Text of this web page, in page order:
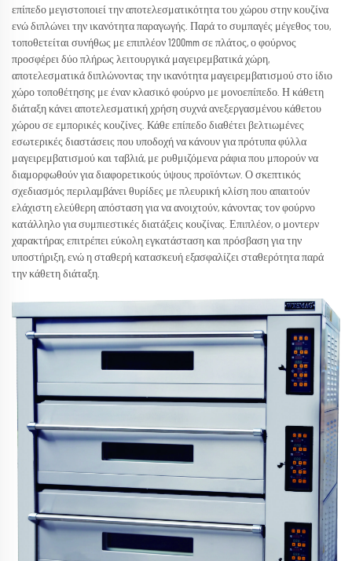
επίπεδο μεγιστοποιεί την αποτελεσματικότητα του χώρου στην κουζίνα
ενώ διπλώνει την ικανότητα παραγωγής. Παρά το συμπαγές μέγεθος του,
τοποθετείται συνήθως με επιπλέον 1200mm σε πλάτος, ο φούρνος
προσφέρει δύο πλήρως λειτουργικά μαγειρεμβατικά χώρη,
αποτελεσματικά διπλώνοντας την ικανότητα μαγειρεμβατισμού στο ίδιο
χώρο τοποθέτησης με έναν κλασικό φούρνο με μονοεπίπεδο. Η κάθετη
διάταξη κάνει αποτελεσματική χρήση συχνά ανεξεργασμένου κάθετου
χώρου σε εμπορικές κουζίνες. Κάθε επίπεδο διαθέτει βελτιωμένες
εσωτερικές διαστάσεις που υποδοχή να κάνουν για πρότυπα φύλλα
μαγειρεμβατισμού και ταβλιά, με ρυθμιζόμενα ράφια που μπορούν να
διαμορφωθούν για διαφορετικούς ύψους προϊόντων. Ο σκεπτικός
σχεδιασμός περιλαμβάνει θυρίδες με πλευρική κλίση που απαιτούν
ελάχιστη ελεύθερη απόσταση για να ανοιχτούν, κάνοντας τον φούρνο
κατάλληλο για συμπιεστικές διατάξεις κουζίνας. Επιπλέον, ο μοντερν
χαρακτήρας επιτρέπει εύκολη εγκατάσταση και πρόσβαση για την
υποστήριξη, ενώ η σταθερή κατασκευή εξασφαλίζει σταθερότητα παρά
την κάθετη διάταξη.